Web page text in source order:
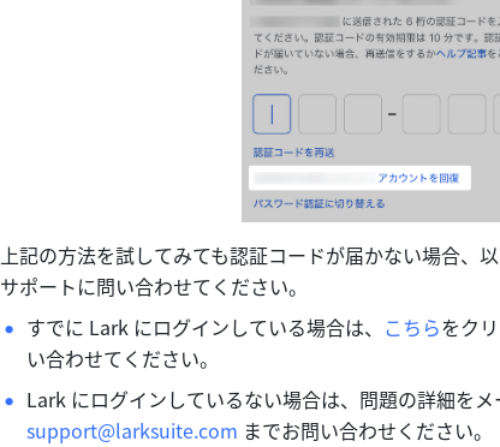
上記の方法を試してみても認証コードが届かない場合、
サポートに問い合わせてください。
すでに Lark にログインしている場合は、 こちらをク
い合わせてください。
support@larksuite.com までお問い合わせください。